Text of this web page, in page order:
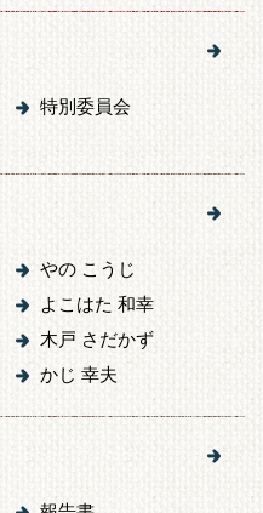
特別委員会
やの こうじ
よこはた 和幸
木戸 さだかず
かじ 幸夫